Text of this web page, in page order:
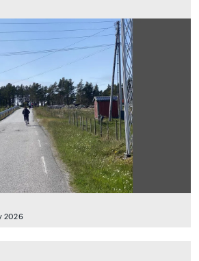
2026